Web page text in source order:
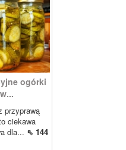
ogórki
w...
przyprawą
ciekawa
dla... ⇖ 144